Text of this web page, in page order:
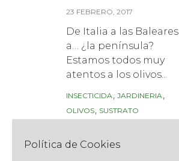
23 FEBRERO, 2017
De Italia a las Baleares
a… ¿la península?
Estamos todos muy
atentos a los olivos...
Tags
INSECTICIDA, JARDINERIA,
OLIVOS, SUSTRATO
Política de Cookies